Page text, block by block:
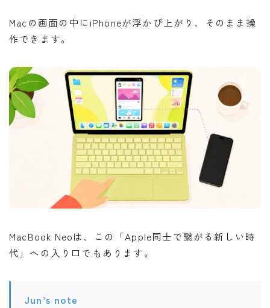
Macの画面の中にiPhoneが浮かび上がり、そのまま操
作できます。
MacBook Neoは、この「Apple同士で繋がる新しい時
代」への入り口でもあります。
Jun’s note